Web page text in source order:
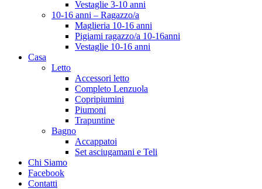
Vestaglie 3-10 anni
10-16 anni – Ragazzo/a
Maglieria 10-16 anni
Pigiami ragazzo/a 10-16anni
Vestaglie 10-16 anni
Casa
Letto
Accessori letto
Completo Lenzuola
Copripiumini
Piumoni
Trapuntine
Bagno
Accappatoi
Set asciugamani e Teli
Chi Siamo
Facebook
Contatti